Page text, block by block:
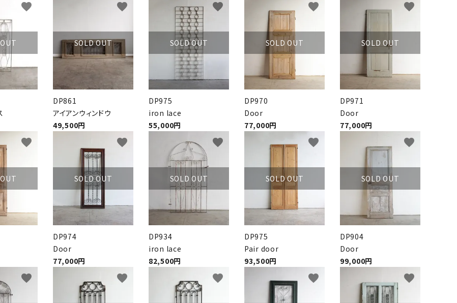
favorite
SOLD OUT
DP861
アイアンウィンドウ
49,500円
favorite
SOLD OUT
DP975
iron lace
55,000円
favorite
SOLD OUT
DP970
Door
77,000円
favorite
SOLD OUT
DP971
Door
77,000円
favorite
favorite
SOLD OUT
DP974
Door
77,000円
favorite
SOLD OUT
DP934
iron lace
82,500円
favorite
SOLD OUT
DP975
Pair door
93,500円
favorite
SOLD OUT
DP904
Door
99,000円
favorite
favorite favorite favorite favorite favorite